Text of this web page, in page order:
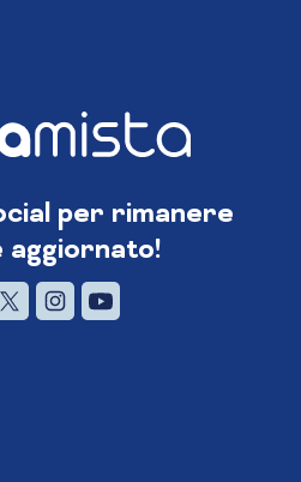
per rimanere
aggiornato!